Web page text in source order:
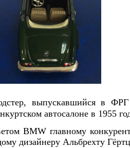
выпускавшийся в
автосалоне в 1955
BMW главному
дизайнеру Альбрехту